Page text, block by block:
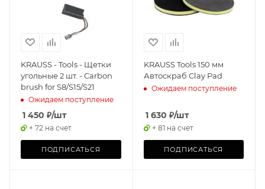
KRAUSS - Tools - Щетки
угольные 2 шт. - Carbon
brush for S8/S15/S21
Ожидаем поступление
1 450 ₽/шт
+ 72 на счет
ПОДПИСАТЬСЯ
KRAUSS Tools 150 мм
Автоскраб Clay Pad
Ожидаем поступление
1 630 ₽/шт
+ 81 на счет
ПОДПИСАТЬСЯ